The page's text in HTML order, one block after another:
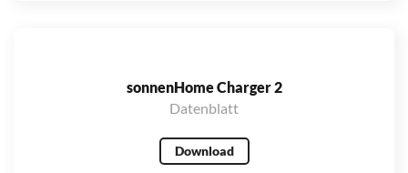
sonnenHome Charger 2
Datenblatt
Download